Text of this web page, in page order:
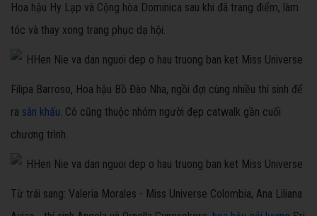
Hoa hậu Hy Lạp và Cộng hòa Dominica sau khi đã trang điểm, làm
tóc và thay xong trang phục dạ hội.
Filipa Barroso, Hoa hậu Bồ Đào Nha, ngồi đợi cùng nhiều thí sinh để
ra sân khấu. Cô cũng thuộc nhóm người đẹp catwalk gần cuối
chương trình.
Từ trái sang: Valeria Morales - Miss Universe Colombia, Ana Liliana